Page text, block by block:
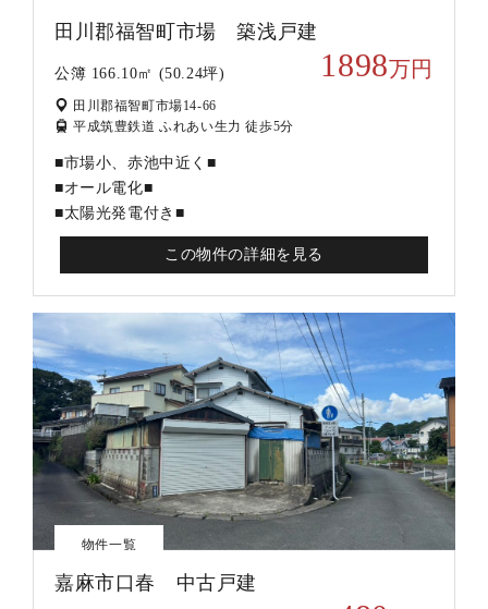
田川郡福智町市場 築浅戸建
公簿 166.10㎡ (50.24坪) 1898万円
田川郡福智町市場14-66
平成筑豊鉄道 ふれあい生力 徒歩5分
■市場小、赤池中近く■
■オール電化■
■太陽光発電付き■
この物件の詳細を見る
物件一覧
嘉麻市口春 中古戸建